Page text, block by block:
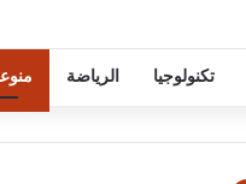
تكنولوجيا الرياضة